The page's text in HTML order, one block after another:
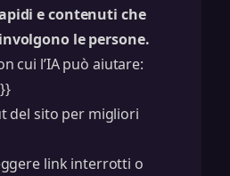
e contenuti che
le persone.
cui l’IA può aiutare:
del sito per migliori
link interrotti o